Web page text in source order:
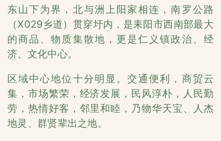
东山下为界，北与洲上阳家相连，南罗公路
（X029乡道）贯穿圩内，是耒阳市西南部最大
的商品、物质集散地，更是仁义镇政治、经
济、文化中心。
区域中心地位十分明显。交通便利，商贸云
集，市场繁荣，经济发展，民风淳朴，人民勤
劳，热情好客，邻里和睦，乃物华天宝、人杰
地灵、群贤辈出之地。